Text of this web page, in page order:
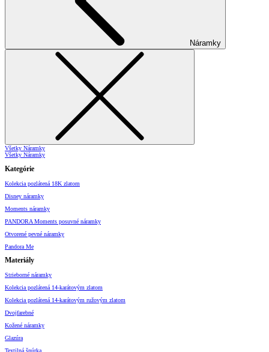
Náramky
Všetky Náramky
Všetky Náramky
Kategórie
Kolekcia pozlátená 18K zlatom
Disney náramky
Moments náramky
PANDORA Moments posuvné náramky
Otvorené pevné náramky
Pandora Me
Materiály
Strieborné náramky
Kolekcia pozlátená 14-karátovým zlatom
Kolekcia pozlátená 14-karátovým ružovým zlatom
Dvojfarebné
Kožené náramky
Glazúra
Textilná šnúrka